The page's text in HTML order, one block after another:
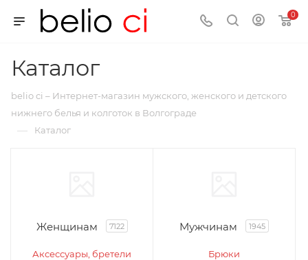
0
Каталог
belio ci – Интернет-магазин мужского, женского и детского
нижнего белья и колготок в Волгограде
— Каталог
Женщинам 7122
Аксессуары, бретели
Мужчинам 1945
Брюки